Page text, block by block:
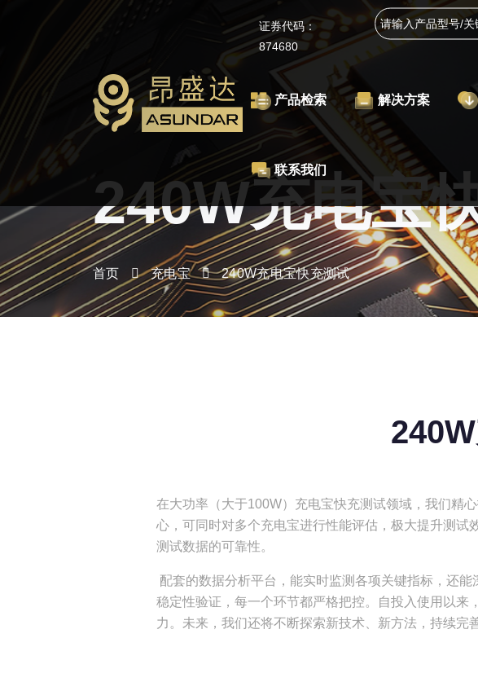
证券代码：
874680
产品检索 解决方案
联系我们
240W充电宝
首页 充电宝 240W充电宝快充测试
在大功率（大于100W）充电宝快充测试领域，我们精
心，可同时对多个充电宝进行性能评估，极大提升测
测试数据的可靠性。
配套的数据分析平台，能实时监测各项关键指标，还
稳定性验证，每一个环节都严格把控。自投入使用以
力。未来，我们还将不断探索新技术、新方法，持续完